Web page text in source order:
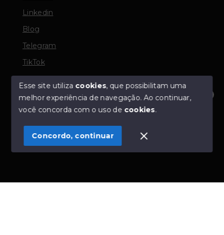
Olá! Estamos disponíveis para te ajudar.
Linkedin
Blog
Telegram
TikTok
© Copyright 2026 - TORQUATO ∴ Corretor de Imóveis
- CRECI 42643f | 136.004f Perito Avaliador CNAI 37357
SITE PARA IMOBILIARIA
Esse site utiliza cookies, que possibilitam uma
melhor experiência de navegação.Ao continuar,
você concorda com o uso de cookies.
Concordo, continuar